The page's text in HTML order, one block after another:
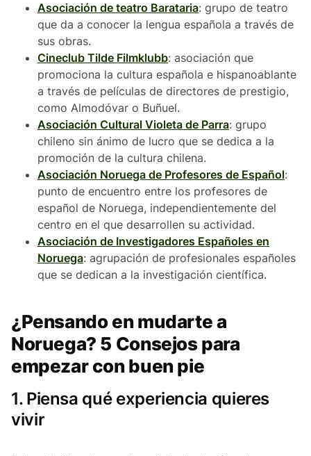
Asociación de teatro Barataria: grupo de teatro
que da a conocer la lengua española a través de
sus obras.
Cineclub Tilde Filmklubb: asociación que
promociona la cultura española e hispanoablante
a través de películas de directores de prestigio,
como Almodóvar o Buñuel.
Asociación Cultural Violeta de Parra: grupo
chileno sin ánimo de lucro que se dedica a la
promoción de la cultura chilena.
Asociación Noruega de Profesores de Español:
punto de encuentro entre los profesores de
español de Noruega, independientemente del
centro en el que desarrollen su actividad.
Asociación de Investigadores Españoles en
Noruega: agrupación de profesionales españoles
que se dedican a la investigación científica.
¿Pensando en mudarte a
Noruega? 5 Consejos para
empezar con buen pie
1. Piensa qué experiencia quieres
vivir